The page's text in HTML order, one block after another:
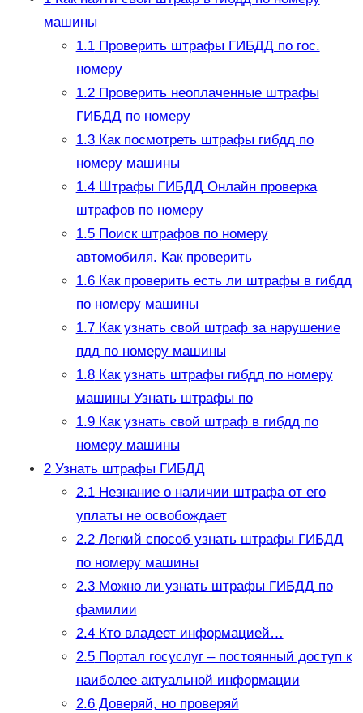
машины
1.1Проверить штрафы ГИБДД по гос.
номеру
1.2Проверить неоплаченные штрафы
ГИБДД по номеру
1.3Как посмотреть штрафы гибдд по
номеру машины
1.4Штрафы ГИБДД Онлайн проверка
штрафов по номеру
1.5Поиск штрафов по номеру
автомобиля. Как проверить
1.6Как проверить есть ли штрафы в гибдд
по номеру машины
1.7Как узнать свой штраф за нарушение
пдд по номеру машины
1.8Как узнать штрафы гибдд по номеру
машины Узнать штрафы по
1.9Как узнать свой штраф в гибдд по
номеру машины
2Узнать штрафы ГИБДД
2.1Незнание о наличии штрафа от его
уплаты не освобождает
2.2Легкий способ узнать штрафы ГИБДД
по номеру машины
2.3Можно ли узнать штрафы ГИБДД по
фамилии
2.4Кто владеет информацией…
2.5Портал госуслуг – постоянный доступ к
наиболее актуальной информации
2.6Доверяй, но проверяй